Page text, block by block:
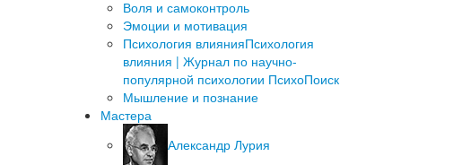
Воля и самоконтроль
Эмоции и мотивация
Психология влиянияПсихология
влияния | Журнал по научно-
популярной психологии ПсихоПоиск
Мышление и познание
Мастера
Александр Лурия